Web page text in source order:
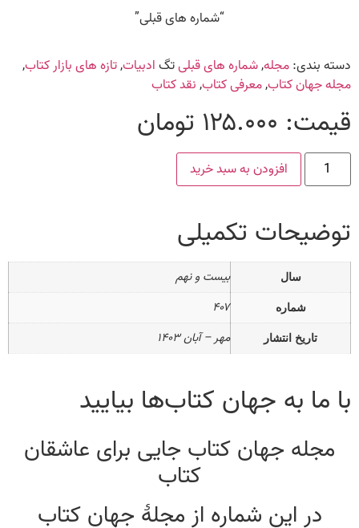
“شماره های قبلی”
دسته بندی:مجله,شماره های قبلیتگادبیات,تازه های بازار کتاب,
مجله جهان کتاب,معرفی کتاب,نقد کتاب
قیمت: ۱۲۵.۰۰۰ تومان
افزودن به سبد خرید
توضیحات تکمیلی
سال بیست و نهم
شماره ۴۰۷
تاریخ انتشار مهر – آبان ۱۴۰۳
با ما به جهان کتاب‌ها بیایید
مجله جهان کتاب جایی برای عاشقان
کتاب
در این شماره از مجلۀ جهان کتاب